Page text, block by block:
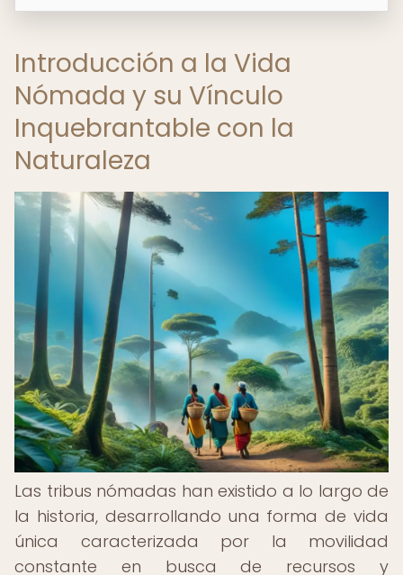
Introducción a la Vida
Nómada y su Vínculo
Inquebrantable con la
Naturaleza
Las tribus nómadas han existido a lo largo de
la historia, desarrollando una forma de vida
única caracterizada por la movilidad
constante en busca de recursos y